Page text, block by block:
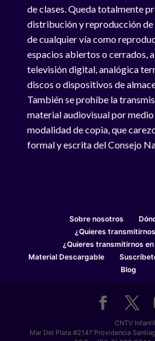
de clases. Queda totalmente
distribución y reproducción de
de cualquier vía como
espacios abiertos o cerrados,
televisión digital, analógica
discos o dispositivos de
También se prohíbe la
material audiovisual por
modalidad de copia, que
formal y escrita del Consejo
Sobre nosotros
¿Quieres
¿Quieres transmitirnos en
Material Descargable
Blog
CNTV Infantil
Mar Del Plata #2147 Providencia